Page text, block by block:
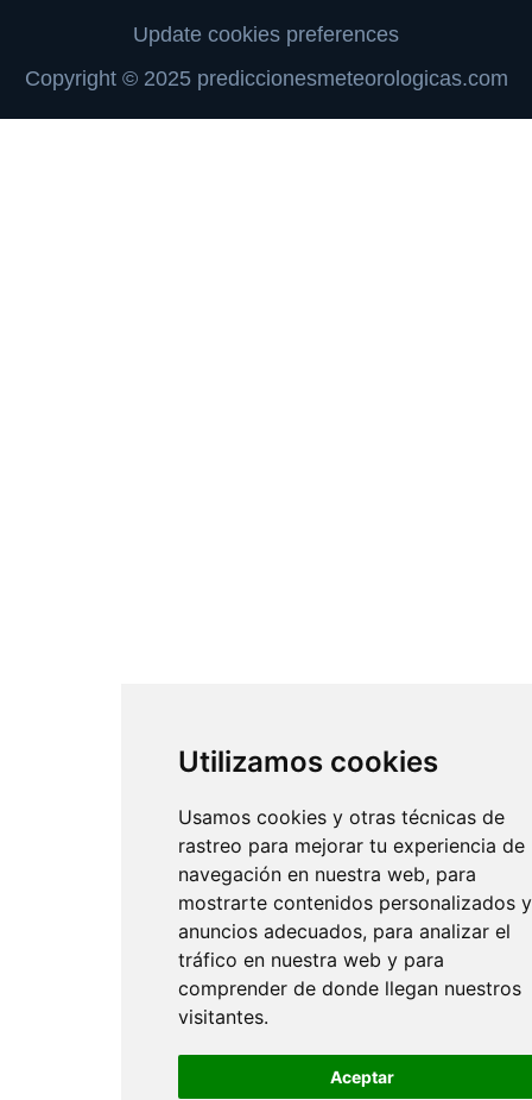
Utilizamos cookies
Usamos cookies y otras técnicas de
rastreo para mejorar tu experiencia de
navegación en nuestra web, para
mostrarte contenidos personalizados y
anuncios adecuados, para analizar el
tráfico en nuestra web y para
comprender de donde llegan nuestros
visitantes.
Aceptar
Update cookies preferences
Copyright © 2025 prediccionesmeteorologicas.com